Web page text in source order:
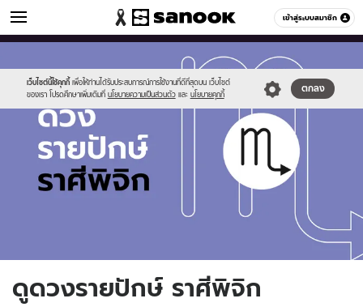
เข้าสู่ระบบสมาชิก
ดูดวง หมวดอื่นๆ
เว็บไซต์นี้ใช้คุกกี้ เพื่อให้ท่านได้รับประสบการณ์การใช้งานที่ดีที่สุดบน เว็บไซต์
ของเรา โปรดศึกษาเพิ่มเติมที่ นโยบายความเป็นส่วนตัว และ นโยบายคุกกี้
ตกลง
new-
sanook.png
scorpio.jpg
ดูดวงรายปักษ์ ราศีพิจิก